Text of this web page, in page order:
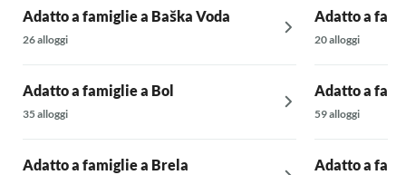
Adatto a famiglie a Baška Voda
26 alloggi
Adatto a famiglie a Bol
35 alloggi
Adatto a famiglie a Brela
Adatto a
20 alloggi
Adatto a
59 alloggi
Adatto a